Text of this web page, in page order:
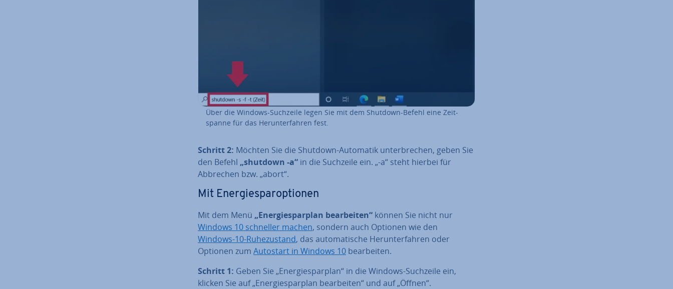
Über die Windows-Suchzeile legen Sie mit dem Shutdown-Befehl eine Zeit­
span­ne für das Her­un­ter­fah­ren fest.
Schritt 2: Möchten Sie die Shutdown-Automatik un­ter­bre­chen, geben Sie
den Befehl „shutdown -a“ in die Suchzeile ein. „-a“ steht hierbei für
Abbrechen bzw. „abort“.
Mit En­er­gie­spar­op­tio­nen
Mit dem Menü „En­er­gie­spar­plan be­ar­bei­ten“ können Sie nicht nur
Windows 10 schneller machen, sondern auch Optionen wie den
Windows-10-Ru­he­zu­stand, das au­to­ma­ti­sche Her­un­ter­fah­ren oder
Optionen zum Autostart in Windows 10 be­ar­bei­ten.
Schritt 1: Geben Sie „En­er­gie­spar­plan“ in die Windows-Suchzeile ein,
klicken Sie auf „En­er­gie­spar­plan be­ar­bei­ten“ und auf „Öffnen“.